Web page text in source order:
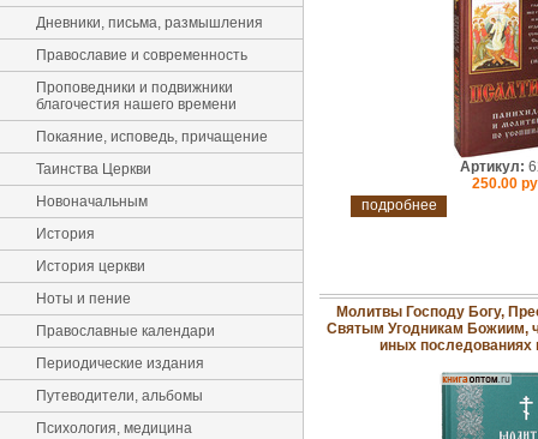
Дневники, письма, размышления
Православие и современность
Проповедники и подвижники
благочестия нашего времени
Покаяние, исповедь, причащение
Таинства Церкви
Новоначальным
История
История церкви
Ноты и пение
Православные календари
Периодические издания
Путеводители, альбомы
Психология, медицина
Артикул:
250.00
подробнее
Молитвы Господу Богу,
Святым Угодникам Божиим,
иных последованиях